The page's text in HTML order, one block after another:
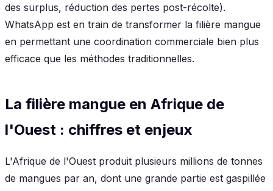
des surplus, réduction des pertes post-récolte).
WhatsApp est en train de transformer la filière mangue
en permettant une coordination commerciale bien plus
efficace que les méthodes traditionnelles.
La filière mangue en Afrique de
l'Ouest : chiffres et enjeux
L'Afrique de l'Ouest produit plusieurs millions de tonnes
de mangues par an, dont une grande partie est gaspillée